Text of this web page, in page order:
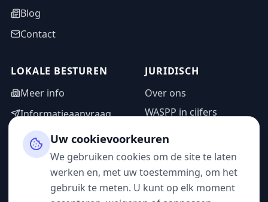
Blog
Contact
LOKALE BESTUREN
Meer info
Informatieaanvraag
Adminzone
JURIDISCH
Over ons
WASPP in cijfers
Privacybeleid
Gebruiksvoorwaarden
Uw cookievoorkeuren
We gebruiken cookies om de site te laten
werken en, met uw toestemming, om het
gebruik te meten. U kunt op elk moment